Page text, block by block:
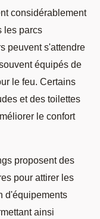
considérablement
les parcs
peuvent s'attendre
équipés de
le feu. Certains
et des toilettes
le confort
proposent des
pour attirer les
d'équipements
ainsi